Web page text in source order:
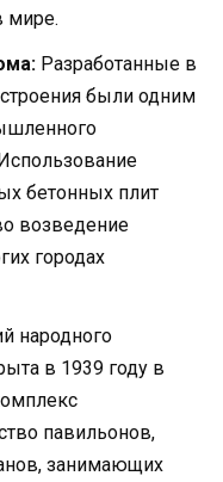
мире.
Разработанные в
были одним
бетонных плит
возведение
городах
народного
в 1939 году в
павильонов,
занимающих